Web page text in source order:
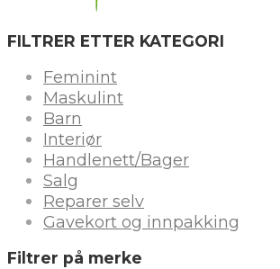
FILTRER ETTER KATEGORI
Feminint
Maskulint
Barn
Interiør
Handlenett/Bager
Salg
Reparer selv
Gavekort og innpakking
Filtrer på merke